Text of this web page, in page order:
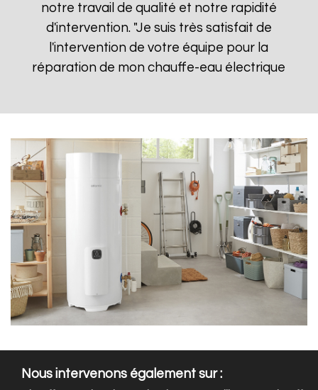
notre travail de qualité et notre rapidité
d'intervention. "Je suis très satisfait de
l'intervention de votre équipe pour la
réparation de mon chauffe-eau électrique
Nous intervenons également sur :